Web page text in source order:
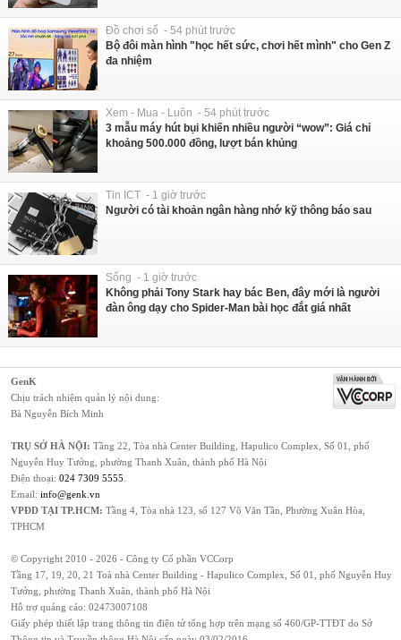
Đồ chơi số - 54 phút trước
Bộ đôi màn hình "học hết sức, chơi hết mình" cho Gen Z
đa nhiệm
Xem - Mua - Luôn - 54 phút trước
3 mẫu máy hút bụi khiến nhiều người “wow”: Giá chỉ
khoảng 500.000 đồng, lượt bán khủng
Tin ICT - 1 giờ trước
Người có tài khoản ngân hàng nhớ kỹ thông báo sau
Sống - 1 giờ trước
Không phải Tony Stark hay bác Ben, đây mới là người
đàn ông dạy cho Spider-Man bài học đắt giá nhất
GenK
Chịu trách nhiệm quản lý nội dung:
Bà Nguyễn Bích Minh
TRỤ SỞ HÀ NỘI: Tầng 22, Tòa nhà Center Building, Hapulico Complex, Số 01, phố
Nguyễn Huy Tưởng, phường Thanh Xuân, thành phố Hà Nội
Điện thoại: 024 7309 5555.
Email: info@genk.vn
VPĐD TẠI TP.HCM: Tầng 4, Tòa nhà 123, số 127 Võ Văn Tần, Phường Xuân Hòa,
TPHCM
© Copyright 2010 - 2026 - Công ty Cổ phần VCCorp
Tầng 17, 19, 20, 21 Toà nhà Center Building - Hapulico Complex, Số 01, phố Nguyễn Huy
Tưởng, phường Thanh Xuân, thành phố Hà Nội
Hỗ trợ quảng cáo: 02473007108
Giấy phép thiết lập trang thông tin điện tử tổng hợp trên mạng số 460/GP-TTĐT do Sở